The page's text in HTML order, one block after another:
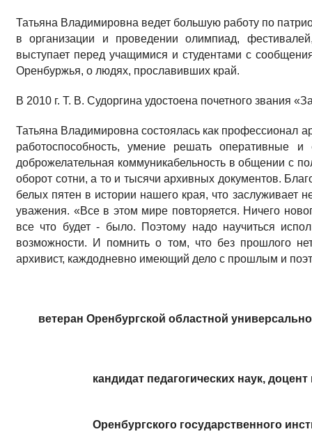
Татьяна Владимировна ведет большую работу по
в организации и проведении олимпиад,
выступает перед учащимися и студентами с
Оренбуржья, о людях, прославивших край.
В 2010 г. Т. В. Судоргина удостоена почетного звания
Татьяна Владимировна состоялась как профессионал
работоспособность, умение решать оперативные и
доброжелательная коммуникабельность в общении с
оборот сотни, а то и тысячи архивных документов.
белых пятен в истории нашего края, что заслуживает
уважения. «Все в этом мире повторяется. Ничего
все что будет - было. Поэтому надо научиться
возможности. И помнить о том, что без прошлого
архивист, каждодневно имеющий дело с прошлым и
ветеран Оренбургской областной
кандидат педагогических наук,
Оренбургского государственного